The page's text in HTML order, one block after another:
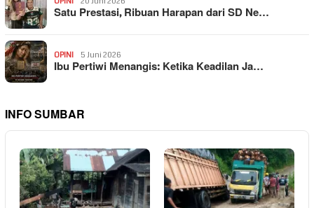
Satu Prestasi, Ribuan Harapan dari SD Ne…
OPINI 5 Juni 2026
Ibu Pertiwi Menangis: Ketika Keadilan Ja…
INFO SUMBAR